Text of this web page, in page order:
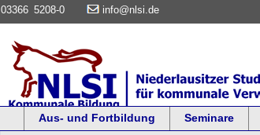
03366 5208-0 info@nlsi.de
Aus- und Fortbildung Seminare